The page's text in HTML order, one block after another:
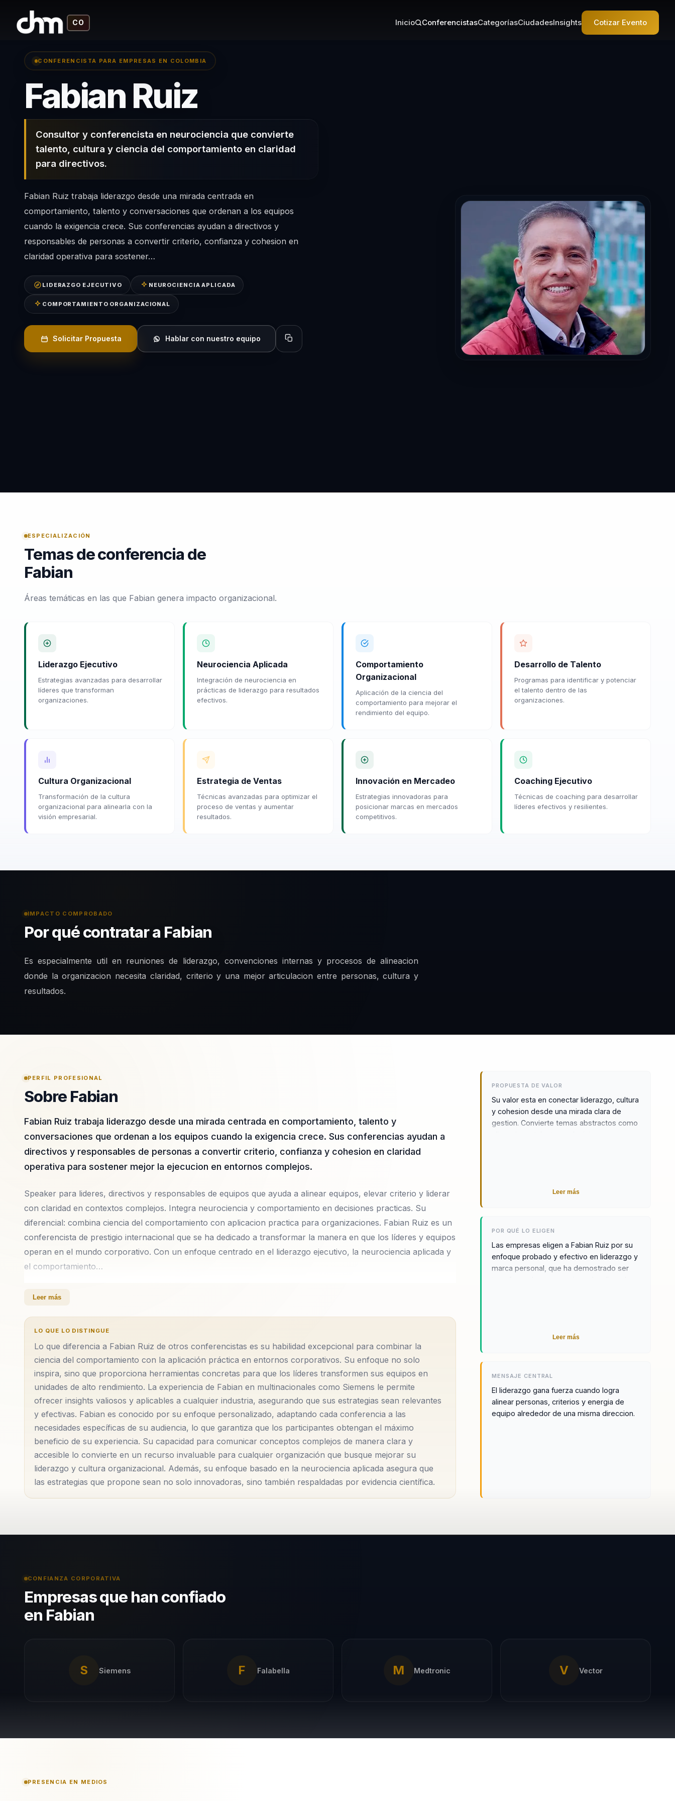
CO Inicio ConferencistasCategoríasCiudadesInsights Cotizar Evento
CONFERENCISTA PARA EMPRESAS EN COLOMBIA
Fabian Ruiz– Conferencista en Liderazgo
Consultor y conferencista en neurociencia que convierte
talento, cultura y ciencia del comportamiento en claridad
para directivos.
Fabian Ruiz trabaja liderazgo desde una mirada centrada en
comportamiento, talento y conversaciones que ordenan a los equipos
cuando la exigencia crece. Sus conferencias ayudan a directivos y
responsables de personas a convertir criterio, confianza y cohesion en
claridad operativa para sostener…
LIDERAZGO EJECUTIVO NEUROCIENCIA APLICADA
COMPORTAMIENTO ORGANIZACIONAL
Solicitar Propuesta Hablar con nuestro equipo Copiar perfil para compartir
ESPECIALIZACIÓN
Temas de conferencia de
Fabian
Áreas temáticas en las que Fabian genera impacto organizacional.
Liderazgo Ejecutivo
Estrategias avanzadas para desarrollar
líderes que transforman
organizaciones.
Neurociencia Aplicada
Integración de neurociencia en
prácticas de liderazgo para resultados
efectivos.
Comportamiento
Organizacional
Aplicación de la ciencia del
comportamiento para mejorar el
rendimiento del equipo.
Desarrollo de Talento
Programas para identificar y potenciar
el talento dentro de las
organizaciones.
Cultura Organizacional
Transformación de la cultura
organizacional para alinearla con la
visión empresarial.
Estrategia de Ventas
Técnicas avanzadas para optimizar el
proceso de ventas y aumentar
resultados.
Innovación en Mercadeo
Estrategias innovadoras para
posicionar marcas en mercados
competitivos.
Coaching Ejecutivo
Técnicas de coaching para desarrollar
líderes efectivos y resilientes.
IMPACTO COMPROBADO
Por qué contratar a Fabian
Es especialmente util en reuniones de liderazgo, convenciones internas y procesos de alineacion
donde la organizacion necesita claridad, criterio y una mejor articulacion entre personas, cultura y
resultados.
PERFIL PROFESIONAL
Sobre Fabian
Fabian Ruiz trabaja liderazgo desde una mirada centrada en comportamiento, talento y
conversaciones que ordenan a los equipos cuando la exigencia crece. Sus conferencias ayudan a
directivos y responsables de personas a convertir criterio, confianza y cohesion en claridad
operativa para sostener mejor la ejecucion en entornos complejos.
Speaker para lideres, directivos y responsables de equipos que ayuda a alinear equipos, elevar criterio y liderar
con claridad en contextos complejos. Integra neurociencia y comportamiento en decisiones practicas. Su
diferencial: combina ciencia del comportamiento con aplicacion practica para organizaciones. Fabian Ruiz es un
conferencista de prestigio internacional que se ha dedicado a transformar la manera en que los líderes y equipos
operan en el mundo corporativo. Con un enfoque centrado en el liderazgo ejecutivo, la neurociencia aplicada y
el comportamiento…
Fabian Ruiz es un conferencista de prestigio internacional que se ha dedicado a transformar la manera en que
neurociencia aplicada y el comportamiento organizacional, Fabian ha ayudado a numerosas organizaciones a
una profunda comprensión de la ciencia del comportamiento, la cual combina con estrategias prácticas que
permiten a los líderes no solo inspirar, sino también implementar cambios efectivos y duraderos.
En sus conferencias, Fabian se enfoca en el desarrollo de talento y la cultura organizacional, áreas que
considera fundamentales para el éxito a largo plazo de cualquier empresa. Su capacidad para comunicar
conceptos complejos de manera clara y accesible ha sido clave para su éxito, permitiendo que líderes de todos
los niveles puedan aplicar sus enseñanzas de inmediato. Las organizaciones que han contado con su asesoría
han experimentado mejoras significativas en la cohesión del equipo y en la alineación con los objetivos
corporativos, lo que se traduce en un aumento de la productivid...
Leer más
LO QUE LO DISTINGUE
Lo que diferencia a Fabian Ruiz de otros conferencistas es su habilidad excepcional para combinar la
ciencia del comportamiento con la aplicación práctica en entornos corporativos. Su enfoque no solo
inspira, sino que proporciona herramientas concretas para que los líderes transformen sus equipos en
unidades de alto rendimiento. La experiencia de Fabian en multinacionales como Siemens le permite
ofrecer insights valiosos y aplicables a cualquier industria, asegurando que sus estrategias sean relevantes
y efectivas. Fabian es conocido por su enfoque personalizado, adaptando cada conferencia a las
necesidades específicas de su audiencia, lo que garantiza que los participantes obtengan el máximo
beneficio de su experiencia. Su capacidad para comunicar conceptos complejos de manera clara y
accesible lo convierte en un recurso invaluable para cualquier organización que busque mejorar su
liderazgo y cultura organizacional. Además, su enfoque basado en la neurociencia aplicada asegura que
las estrategias que propone sean no solo innovadoras, sino también respaldadas por evidencia científica.
PROPUESTA DE VALOR
Su valor esta en conectar liderazgo, cultura
y cohesion desde una mirada clara de
gestion. Convierte temas abstractos como
Leer más
POR QUÉ LO ELIGEN
Las empresas eligen a Fabian Ruiz por su
enfoque probado y efectivo en liderazgo y
marca personal, que ha demostrado ser
corporativo actual. Su metodología, basada
implementados sean duraderos y
valioso para cualquier organización que
busque mejorar su cultura y desempeño.
Fabian es reconocido por su habilidad para
implementar cambios significativos.
Leer más
MENSAJE CENTRAL
El liderazgo gana fuerza cuando logra
alinear personas, criterios y energia de
equipo alrededor de una misma direccion.
CONFIANZA CORPORATIVA
Empresas que han confiado
en Fabian
S Siemens F Falabella M Medtronic V Vector
PRESENCIA EN MEDIOS